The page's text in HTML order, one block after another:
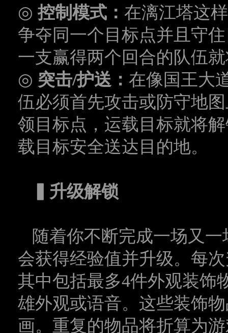
◎ 控制模式： 在漓江塔这
争夺同一个目标点并且守
一支赢得两个回合的队伍
◎ 突击/护送： 在像国王大
伍必须首先攻击或防守地
领目标点，运载目标就将
载目标安全送达目的地。
升级解锁
随着你不断完成一场又一
会获得经验值并升级。每
其中包括最多4件外观装饰
雄外观或语音。这些装饰
画。重复的物品将折算为